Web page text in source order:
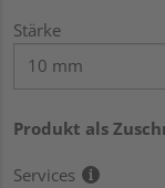
Stärke
Produkt als
Services